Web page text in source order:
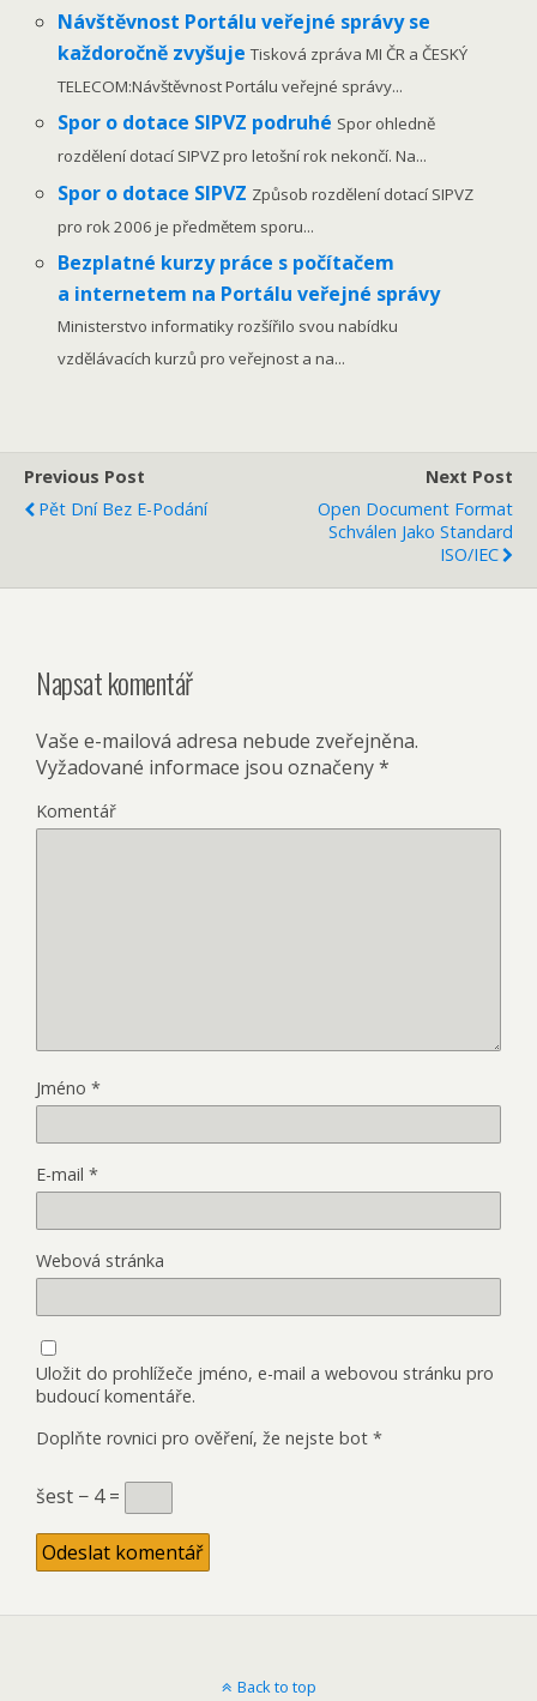
Návštěvnost Portálu veřejné správy se
každoročně zvyšujeTisková zpráva MI ČR a ČESKÝ
TELECOM:Návštěvnost Portálu veřejné správy...
Spor o dotace SIPVZ podruhé Spor ohledně
rozdělení dotací SIPVZ pro letošní rok nekončí. Na...
Spor o dotace SIPVZ Způsob rozdělení dotací SIPVZ
pro rok 2006 je předmětem sporu...
Bezplatné kurzy práce s počítačem
a internetem na Portálu veřejné správy
Ministerstvo informatiky rozšířilo svou nabídku
vzdělávacích kurzů pro veřejnost a na...
Previous Post
Pět Dní Bez E-Podání
Next Post
Open Document Format
Schválen Jako Standard
ISO/IEC
Napsat komentář
Vaše e-mailová adresa nebude zveřejněna.
Vyžadované informace jsou označeny*
Komentář
Jméno *
E-mail *
Webová stránka
Uložit do prohlížeče jméno, e-mail a webovou stránku pro
budoucí komentáře.
Doplňte rovnici pro ověření, že nejste bot *
šest − 4 =
Back to top